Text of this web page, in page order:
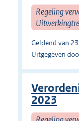
Regeling
Geldend van
Uitgegeven
2023